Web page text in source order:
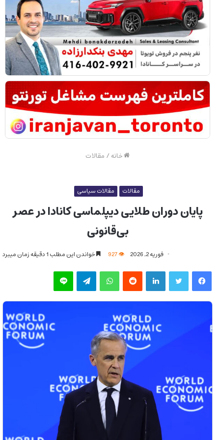
خانه/ مقالات
مقالات مقالات سیاسی
پایان دوران طلایی دیپلماسی کانادا در عصر
بی‌قانونی
فوریه 2, 2026 خواندن این مطلب 1 دقیقه زمان میبرد
فیس بوک توییتر لینکدین‫رددیت واتس آپ تلگرام لاین